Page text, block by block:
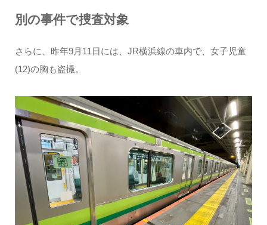
別の事件で捜査対象
さらに、昨年9月11日には、JR横浜線の車内で、女子児童
(12)の胸も盗撮。